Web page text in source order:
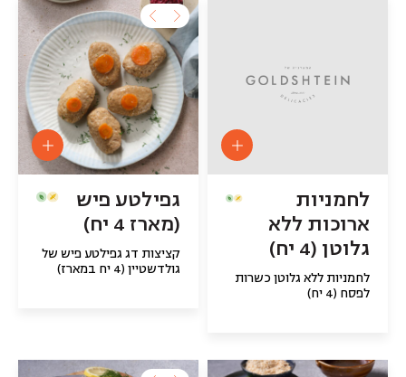
לחמניות
ארוכות ללא
גלוטן (4 יח)
לחמניות ללא גלוטן כשרות
לפסח (4 יח)
גפילטע פיש
(מארז 4 יח)
קציצות דג גפילטע פיש של
גולדשטיין (4 יח במארז)